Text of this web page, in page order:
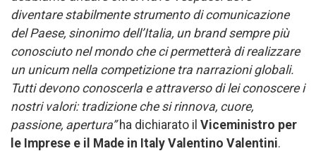
diventare stabilmente strumento di comunicazione
del Paese, sinonimo dell’Italia, un brand sempre più
conosciuto nel mondo che ci permetterà di realizzare
un unicum nella competizione tra narrazioni globali.
Tutti devono conoscerla e attraverso di lei conoscere i
nostri valori: tradizione che si rinnova, cuore,
passione, apertura”ha dichiarato il Viceministro per
le Imprese e il Made in Italy Valentino Valentini.